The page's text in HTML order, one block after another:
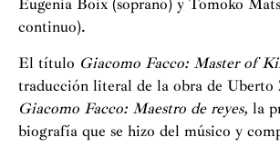
continuo).
El título Giacomo Facco: Master of
traducción literal de la obra de Uberto
Giacomo Facco: Maestro de reyes, la
biografía que se hizo del músico y